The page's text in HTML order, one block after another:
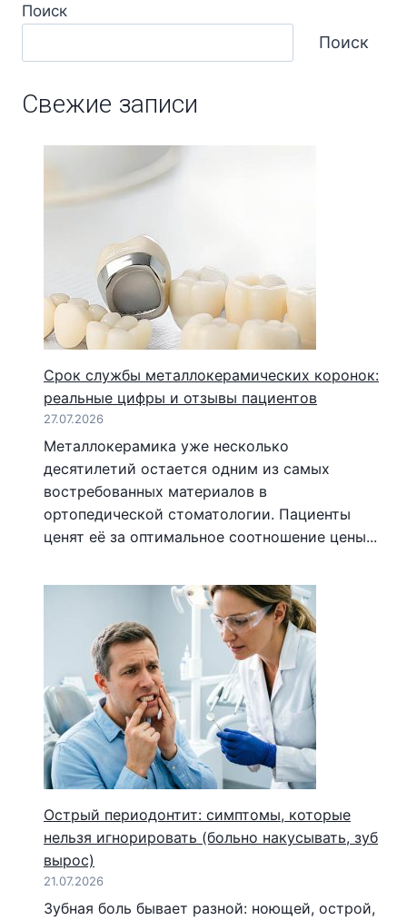
Поиск
Поиск
Свежие записи
Срок службы металлокерамических коронок:
реальные цифры и отзывы пациентов
27.07.2026
Металлокерамика уже несколько
десятилетий остается одним из самых
востребованных материалов в
ортопедической стоматологии. Пациенты
ценят её за оптимальное соотношение цены...
Острый периодонтит: симптомы, которые
нельзя игнорировать (больно накусывать, зуб
вырос)
21.07.2026
Зубная боль бывает разной: ноющей, острой,